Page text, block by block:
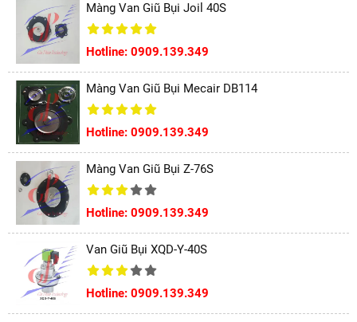
Màng Van Giũ Bụi Joil 40S
Hotline: 0909.139.349
Màng Van Giũ Bụi Mecair DB114
Hotline: 0909.139.349
Màng Van Giũ Bụi Z-76S
Hotline: 0909.139.349
Van Giũ Bụi XQD-Y-40S
Hotline: 0909.139.349